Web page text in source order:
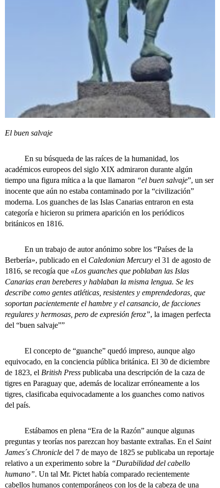
El buen salvaje
En su búsqueda de las raíces de la humanidad, los
académicos europeos del siglo XIX admiraron durante algún
tiempo una figura mítica a la que llamaron “el buen salvaje”, un ser
inocente que aún no estaba contaminado por la “civilización”
moderna. Los guanches de las Islas Canarias entraron en esta
categoría e hicieron su primera aparición en los periódicos
británicos en 1816.
En un trabajo de autor anónimo sobre los “Países de la
Berbería», publicado en el Caledonian Mercury el 31 de agosto de
1816, se recogía que «Los guanches que poblaban las Islas
Canarias eran bereberes y hablaban la misma lengua. Se les
describe como gentes atléticas, resistentes y emprendedoras, que
soportan pacientemente el hambre y el cansancio, de facciones
regulares y hermosas, pero de expresión feroz”, la imagen perfecta
del “buen salvaje””
El concepto de “guanche” quedó impreso, aunque algo
equivocado, en la conciencia pública británica. El 30 de diciembre
de 1823, el British Press publicaba una descripción de la caza de
tigres en Paraguay que, además de localizar erróneamente a los
tigres, clasificaba equivocadamente a los guanches como nativos
del país.
Estábamos en plena “Era de la Razón” aunque algunas
preguntas y teorías nos parezcan hoy bastante extrañas. En el Saint
James´s Chronicle del 7 de mayo de 1825 se publicaba un reportaje
relativo a un experimento sobre la “Durabilidad del cabello
humano”. Un tal Mr. Pictet había comparado recientemente
cabellos humanos contemporáneos con los de la cabeza de una